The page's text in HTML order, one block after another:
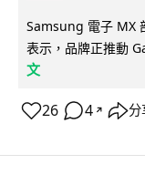
Samsung 電子 MX
表示，品牌正推動
文
26 4 ↗ 分